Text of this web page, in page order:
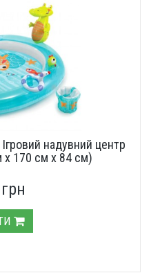
надувний центр
170 см х 84 см)